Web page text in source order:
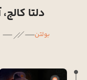
دلتا
بولتن